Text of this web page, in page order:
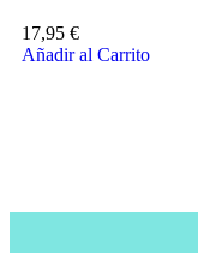
17,95 €
Añadir al Carrito